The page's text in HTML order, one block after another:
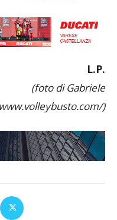
L.P.
(foto di Gabriele
)